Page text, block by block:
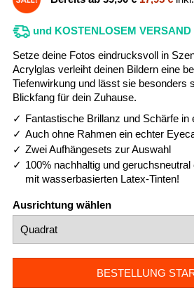
und KOSTENLOSEM VERSAND
Setze deine Fotos eindrucksvoll in
Acrylglas verleiht deinen Bildern eine
Tiefenwirkung und lässt sie besonders
Blickfang für dein Zuhause.
Fantastische Brillanz und Schärfe in
Auch ohne Rahmen ein echter
Zwei Aufhängesets zur Auswahl
100% nachhaltig und
mit wasserbasierten Latex-Tinten!
Ausrichtung wählen
BESTELLUNG